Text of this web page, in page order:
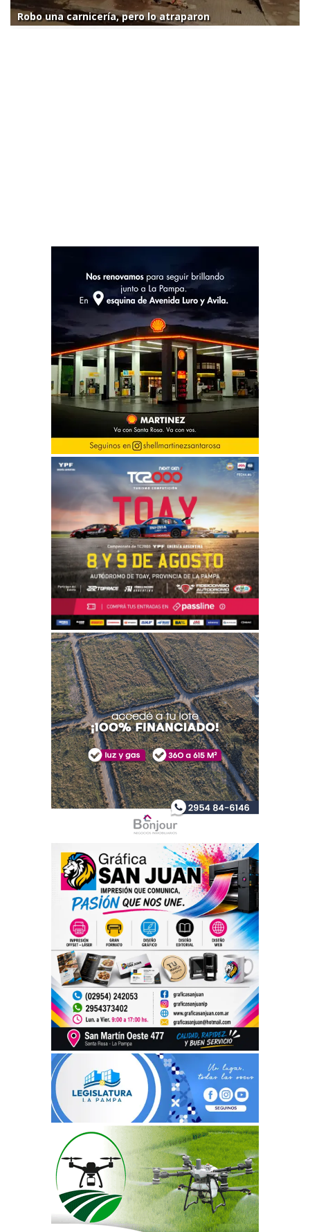
Robo una carnicería, pero lo atraparon